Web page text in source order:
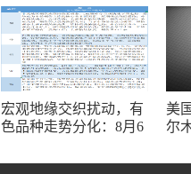
宏观地缘交织扰动，有
色品种走势分化：8月6
美
尔
里